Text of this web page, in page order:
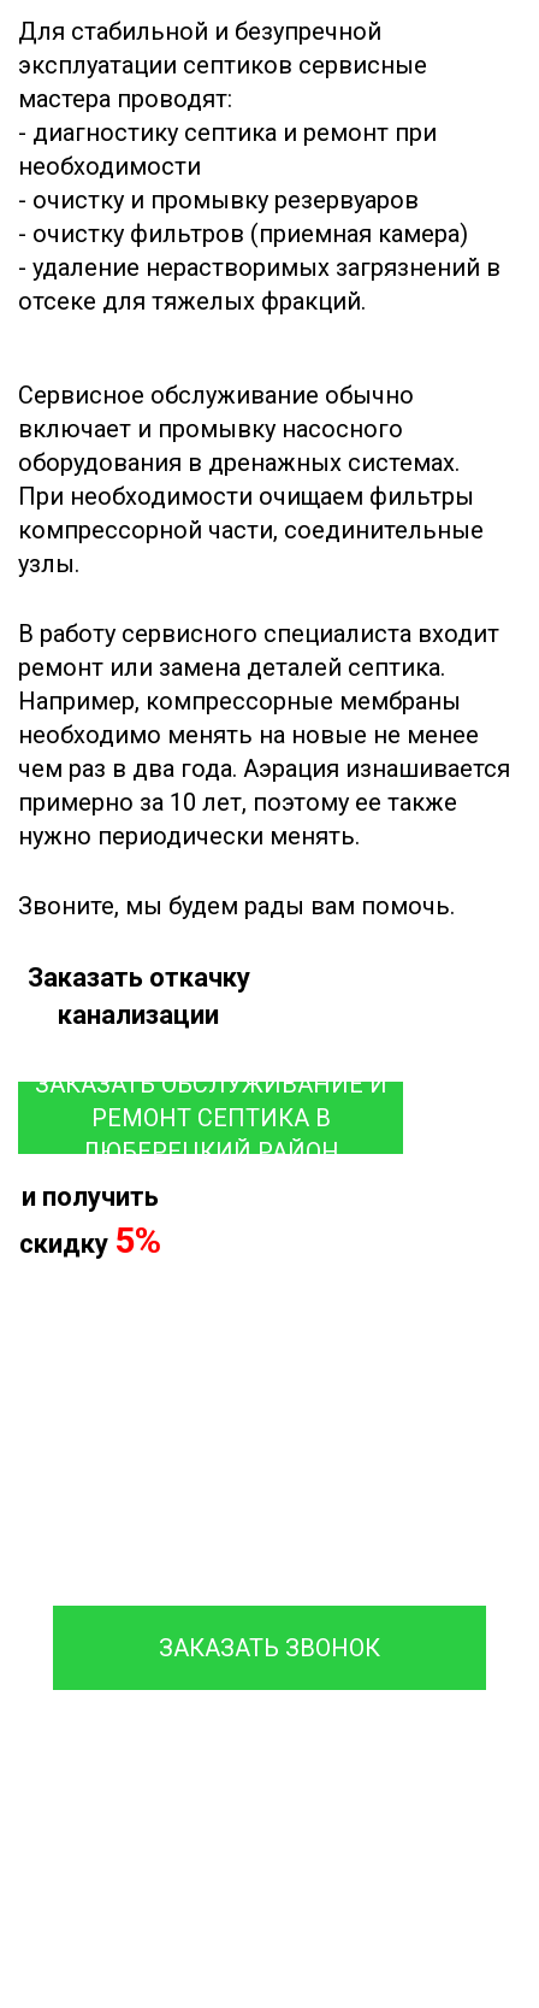
Для стабильной и безупречной
эксплуатации септиков сервисные
мастера проводят:
- диагностику септика и ремонт при
необходимости
- очистку и промывку резервуаров
- очистку фильтров (приемная камера)
- удаление нерастворимых загрязнений в
отсеке для тяжелых фракций.
Сервисное обслуживание обычно
включает и промывку насосного
оборудования в дренажных системах.
При необходимости очищаем фильтры
компрессорной части, соединительные
узлы.
В работу сервисного специалиста входит
ремонт или замена деталей септика.
Например, компрессорные мембраны
необходимо менять на новые не менее
чем раз в два года. Аэрация изнашивается
примерно за 10 лет, поэтому ее также
нужно периодически менять.
Звоните, мы будем рады вам помочь.
Заказать откачку
канализации
ЗАКАЗАТЬ ОБСЛУЖИВАНИЕ И
РЕМОНТ СЕПТИКА В
ЛЮБЕРЕЦКИЙ РАЙОН
и получить
скидку 5%
ЗАКАЗАТЬ ЗВОНОК